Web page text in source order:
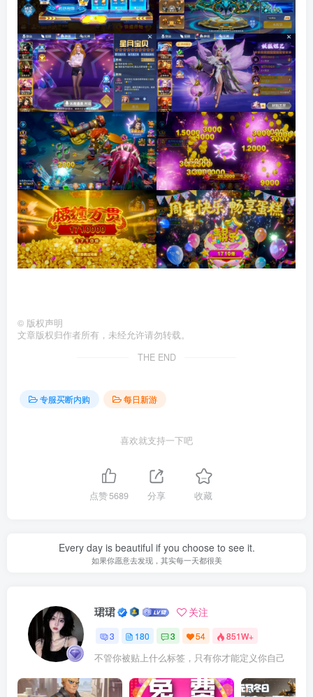
© 版权声明
文章版权归作者所有，未经允许请勿转载。
THE END
专服买断内购 每日新游
喜欢就支持一下吧
点赞5689 分享 收藏
Every day is beautiful if you choose to see it.
如果你愿意去发现，其实每一天都很美
珺珺 关注
3 180 3 54 851W+
不管你被贴上什么标签，只有你才能定义你自己